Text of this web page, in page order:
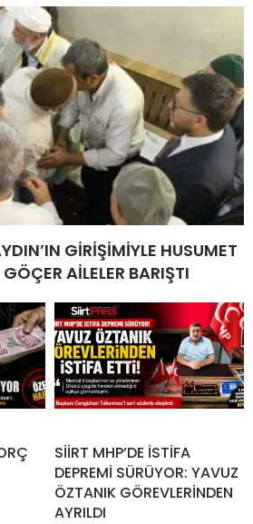
GİRİŞİMİYLE HUSUMET
AİLELER BARIŞTI
SİİRT MHP’DE İSTİFA
DEPREMİ SÜRÜYOR: YAVUZ
ÖZTANIK GÖREVLERİNDEN
AYRILDI